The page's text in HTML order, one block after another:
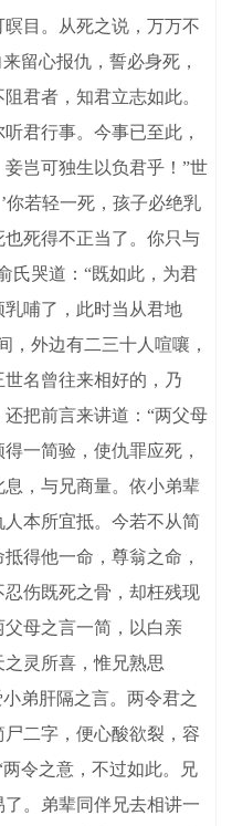
目。从死之说，万万不
留心报仇，誓必身死，
君者，知君立志如此。
君行事。今事已至此，
岂可独生以负君乎！”世
你若轻一死，孩子必绝乳
死得不正当了。你只与
氏哭道：“既如此，为君
哺了，此时当从君地
，外边有二三十人喧嚷，
名曾往来相好的，乃
把前言来讲道：“两父母
一简验，使仇罪应死，
，与兄商量。依小弟辈
本所宜抵。今若不从简
得他一命，尊翁之命，
伤既死之骨，却枉残现
母之言一简，以白亲
灵所喜，惟兄熟思
弟肝隔之言。两令君之
二字，便心酸欲裂，容
令之意，不过如此。兄
。弟辈同伴兄去相讲一